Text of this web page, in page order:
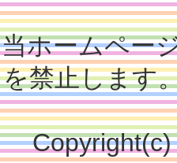
当ホームペー
を禁止します